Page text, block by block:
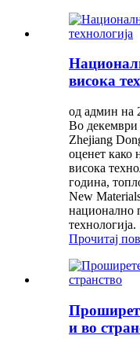
висока
од админ на
Во декември
Zhejiang
оценет како
висока
година,
New
национално
технологија.
Прочитај
и во